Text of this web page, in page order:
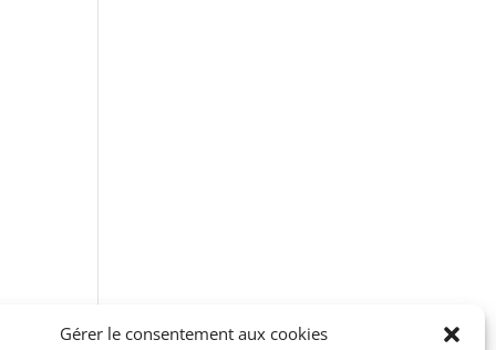
Gérer le consentement aux cookies